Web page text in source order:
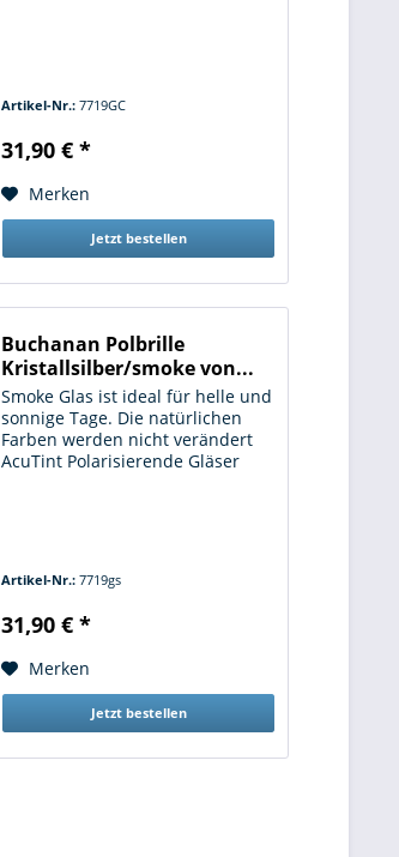
Artikel-Nr.: 7719GC
31,90 € *
Merken
Jetzt bestellen
Buchanan Polbrille
Kristallsilber/smoke von...
Smoke Glas ist ideal für helle und
sonnige Tage. Die natürlichen
Farben werden nicht verändert
AcuTint Polarisierende Gläser
Artikel-Nr.: 7719gs
31,90 € *
Merken
Jetzt bestellen